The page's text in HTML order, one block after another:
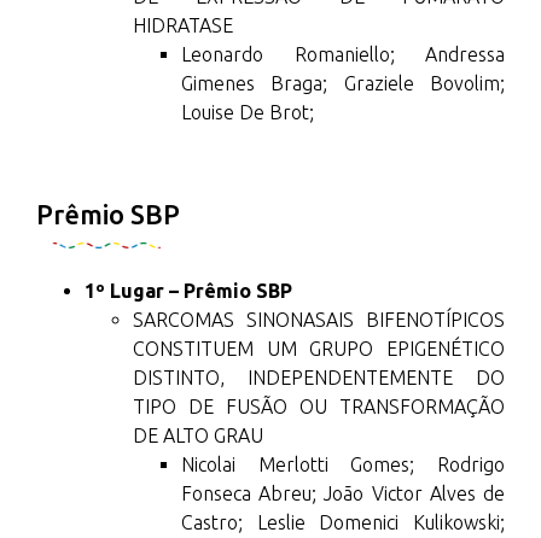
HIDRATASE
Leonardo Romaniello; Andressa
Gimenes Braga; Graziele Bovolim;
Louise De Brot;
Prêmio SBP
1º Lugar – Prêmio SBP
SARCOMAS SINONASAIS BIFENOTÍPICOS
CONSTITUEM UM GRUPO EPIGENÉTICO
DISTINTO, INDEPENDENTEMENTE DO
TIPO DE FUSÃO OU TRANSFORMAÇÃO
DE ALTO GRAU
Nicolai Merlotti Gomes; Rodrigo
Fonseca Abreu; João Victor Alves de
Castro; Leslie Domenici Kulikowski;